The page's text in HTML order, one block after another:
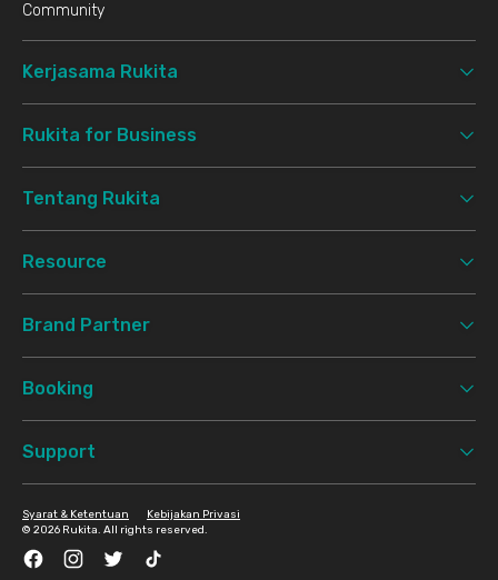
Community
Kerjasama Rukita
Rukita for Business
Tentang Rukita
Resource
Brand Partner
Booking
Support
© 2026 Rukita. All rights reserved.
Syarat & Ketentuan Kebijakan Privasi
FacebookInstagramTwitter TikTok